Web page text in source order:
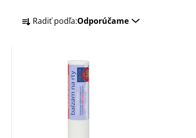
R Radiť podľa:Odporúčame